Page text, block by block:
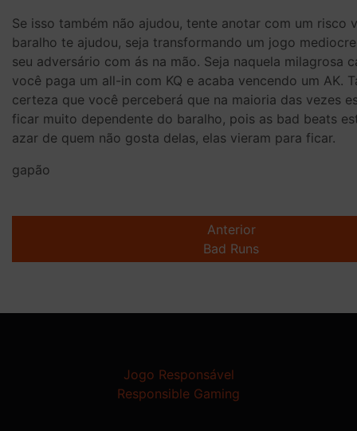
Se isso também não ajudou, tente anotar com um
baralho te ajudou, seja transformando um jogo
seu adversário com ás na mão. Seja naquela
você paga um all-in com KQ e acaba vencendo um AK.
certeza que você perceberá que na maioria das vezes
ficar muito dependente do baralho, pois as bad beats
azar de quem não gosta delas, elas vieram para ficar.
gapão
Anterior
Bad Runs
Jogo Responsável
Responsible Gaming